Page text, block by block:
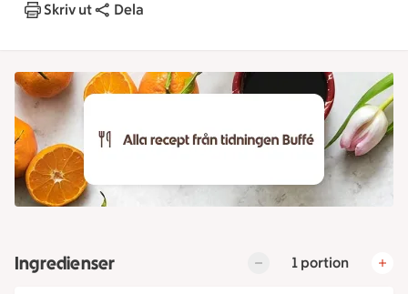
Skriv ut Dela
Ingredienser 1 portion